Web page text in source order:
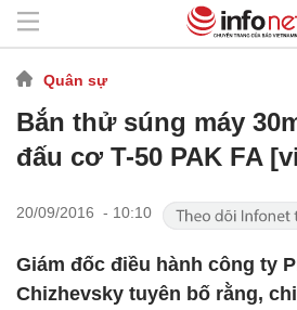
Quân sự
Bắn thử súng máy
đấu cơ T-50 PAK FA
20/09/2016 - 10:10
Giám đốc điều hành công ty
Chizhevsky tuyên bố rằng,